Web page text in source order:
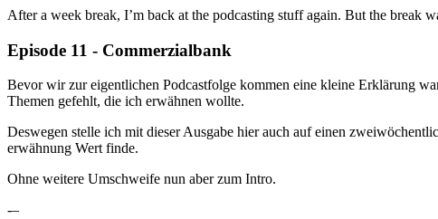
After a week break, I’m back at the podcasting stuff again. But the break
Episode 11 - Commerzialbank
Bevor wir zur eigentlichen Podcastfolge kommen eine kleine Erklärung
Themen gefehlt, die ich erwähnen wollte.
Deswegen stelle ich mit dieser Ausgabe hier auch auf einen
erwähnung Wert finde.
Ohne weitere Umschweife nun aber zum Intro.
-–